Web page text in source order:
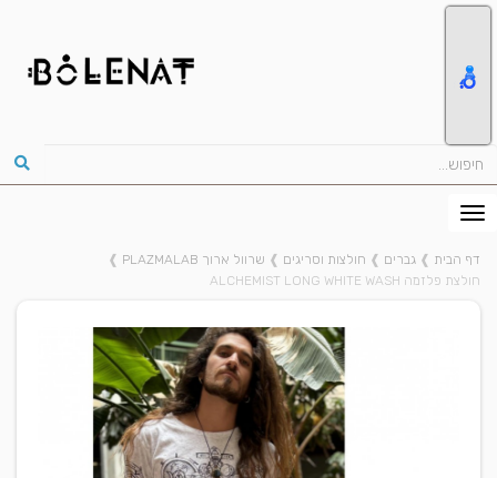
דף הבית ❱ גברים ❱ חולצות וסריגים ❱ שרוול ארוך PLAZMALAB
❱
חולצת פלזמה ALCHEMIST LONG WHITE WASH